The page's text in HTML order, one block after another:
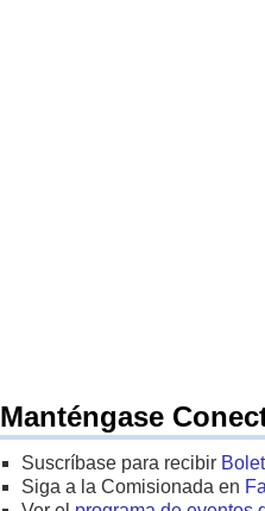
Manténgase
Suscríbase para recibir
Siga a la Comisionada en